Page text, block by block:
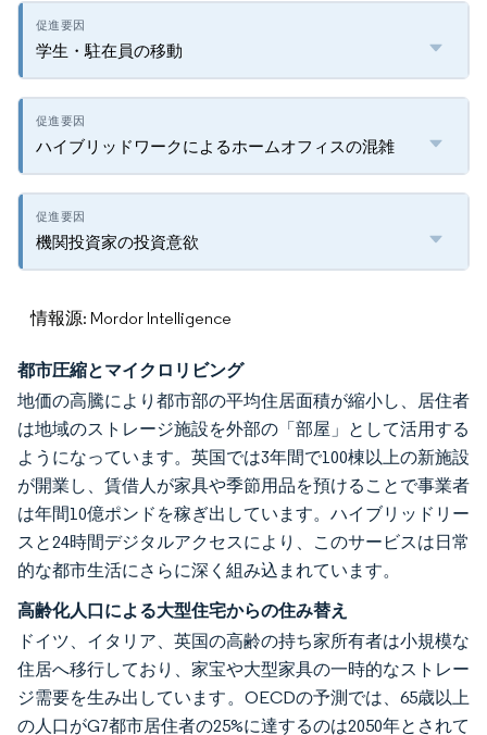
学生・駐在員の移動
ハイブリッドワークによるホームオフィスの混雑
機関投資家の投資意欲
情報源: Mordor Intelligence
都市圧縮とマイクロリビング
地価の高騰により都市部の平均住居面積が縮小し、居住者
は地域のストレージ施設を外部の「部屋」として活用する
ようになっています。英国では3年間で100棟以上の新施設
が開業し、賃借人が家具や季節用品を預けることで事業者
は年間10億ポンドを稼ぎ出しています。ハイブリッドリー
スと24時間デジタルアクセスにより、このサービスは日常
的な都市生活にさらに深く組み込まれています。
高齢化人口による大型住宅からの住み替え
ドイツ、イタリア、英国の高齢の持ち家所有者は小規模な
住居へ移行しており、家宝や大型家具の一時的なストレー
ジ需要を生み出しています。OECDの予測では、65歳以上
の人口がG7都市居住者の25%に達するのは2050年とされて